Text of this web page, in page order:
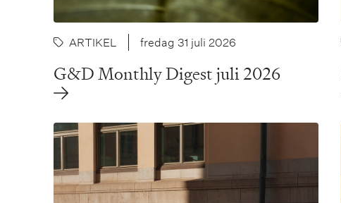
ARTIKEL fredag 31 juli 2026
G&D Monthly Digest juli 2026